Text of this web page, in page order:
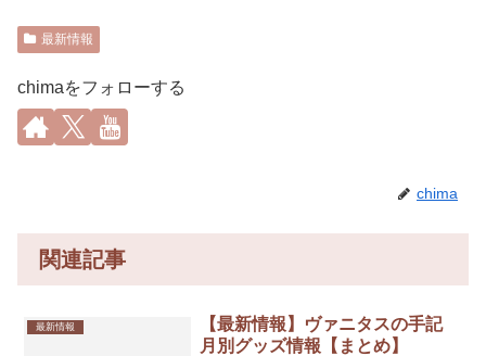
最新情報
chimaをフォローする
chima
関連記事
最新情報
【最新情報】ヴァニタスの手記
月別グッズ情報【まとめ】